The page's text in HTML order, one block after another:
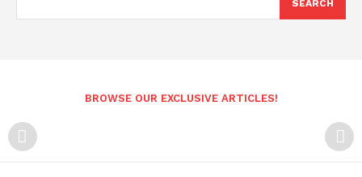
SEARCH
BROWSE OUR EXCLUSIVE ARTICLES!